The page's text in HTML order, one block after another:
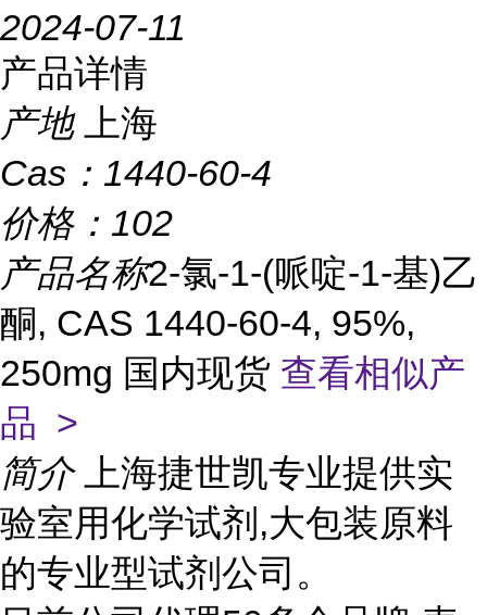
2024-07-11
产品详情
产地
上海
Cas： 1440-60-4
价格： 102
产品名称2-氯-1-(哌啶-1-基)乙
酮, CAS 1440-60-4, 95%,
250mg 国内现货 查看相似产
品 >
简介
上海捷世凯专业提供实
验室用化学试剂,大包装原料
的专业型试剂公司。